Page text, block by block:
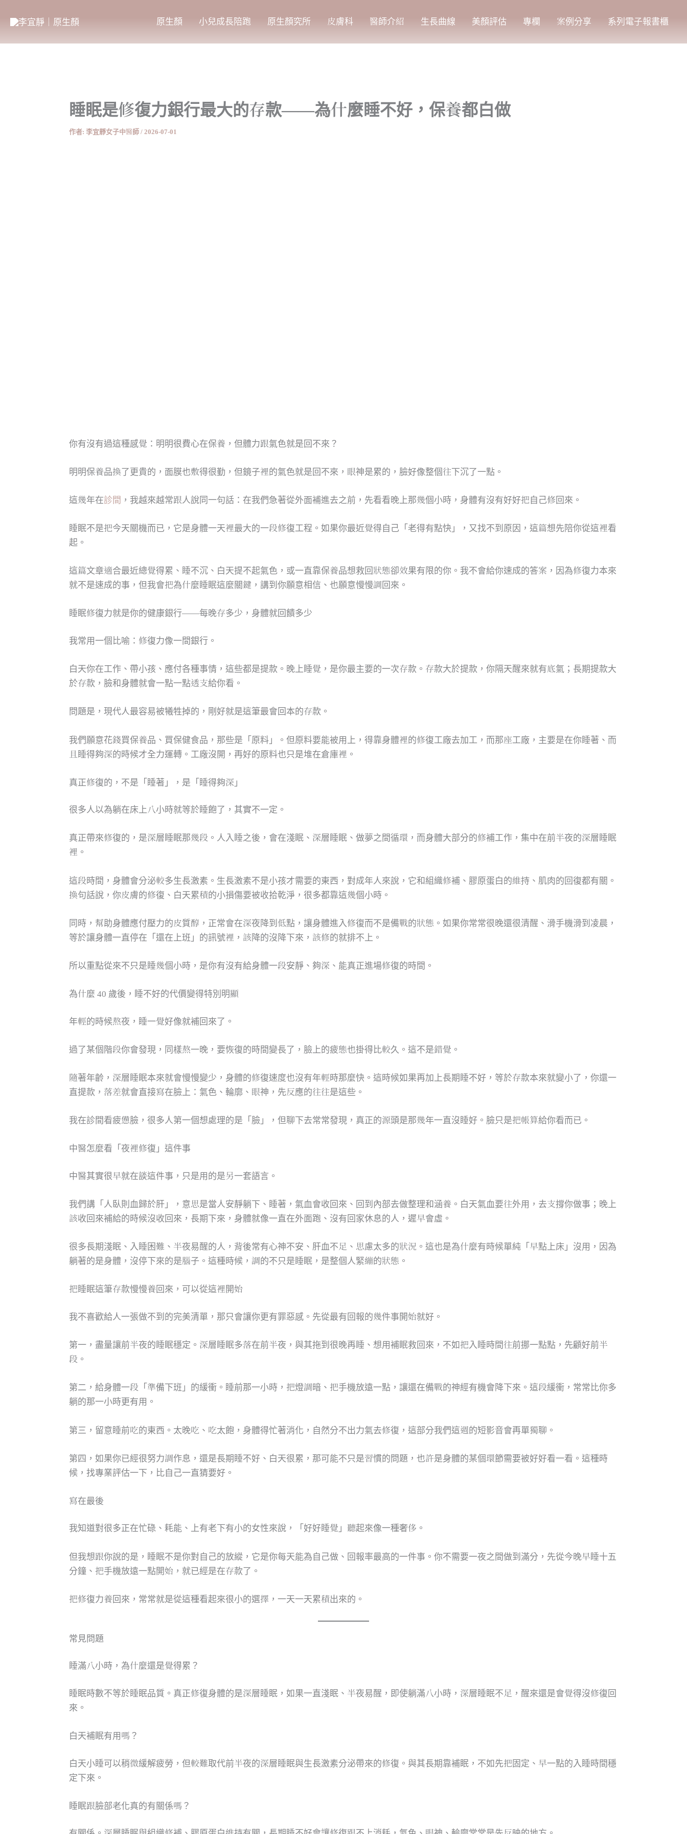
原生顏 小兒成長陪跑 原生顏究所 皮膚科 醫師介紹 生長曲線 美顏評估 專欄 案例分享 系列電子報書櫃
睡眠是修復力銀行最大的存款——為什麼睡不好，保養都白做
作者: 李宜靜女子中醫師 / 2026-07-01
你有沒有過這種感覺：明明很費心在保養，但體力跟氣色就是回不來？
明明保養品換了更貴的，面膜也敷得很勤，但鏡子裡的氣色就是回不來，眼神是累的，臉好像整個往下沉了一點。
這幾年在診間 ，我越來越常跟人說同一句話：在我們急著從外面補進去之前，先看看晚上那幾個小時，身體有沒有好好把自己修回來。
睡眠不是把今天關機而已，它是身體一天裡最大的一段修復工程。如果你最近覺得自己「老得有點快」，又找不到原因，這篇想先陪你從這裡看
起。
這篇文章適合最近總覺得累、睡不沉、白天提不起氣色，或一直靠保養品想救回狀態卻效果有限的你。我不會給你速成的答案，因為修復力本來
就不是速成的事，但我會把為什麼睡眠這麼關鍵，講到你願意相信、也願意慢慢調回來。
睡眠修復力就是你的健康銀行——每晚存多少，身體就回饋多少
我常用一個比喻：修復力像一間銀行。
白天你在工作、帶小孩、應付各種事情，這些都是提款。晚上睡覺，是你最主要的一次存款。存款大於提款，你隔天醒來就有底氣；長期提款大
於存款，臉和身體就會一點一點透支給你看。
問題是，現代人最容易被犧牲掉的，剛好就是這筆最會回本的存款。
我們願意花錢買保養品、買保健食品，那些是「原料」。但原料要能被用上，得靠身體裡的修復工廠去加工，而那座工廠，主要是在你睡著、而
且睡得夠深的時候才全力運轉。工廠沒開，再好的原料也只是堆在倉庫裡。
真正修復的，不是「睡著」，是「睡得夠深」
很多人以為躺在床上八小時就等於睡飽了，其實不一定。
真正帶來修復的，是深層睡眠那幾段。人入睡之後，會在淺眠、深層睡眠、做夢之間循環，而身體大部分的修補工作，集中在前半夜的深層睡眠
裡。
這段時間，身體會分泌較多生長激素。生長激素不是小孩才需要的東西，對成年人來說，它和組織修補、膠原蛋白的維持、肌肉的回復都有關。
換句話說，你皮膚的修復、白天累積的小損傷要被收拾乾淨，很多都靠這幾個小時。
同時，幫助身體應付壓力的皮質醇，正常會在深夜降到低點，讓身體進入修復而不是備戰的狀態。如果你常常很晚還很清醒、滑手機滑到凌晨，
等於讓身體一直停在「還在上班」的訊號裡，該降的沒降下來，該修的就排不上。
所以重點從來不只是睡幾個小時，是你有沒有給身體一段安靜、夠深、能真正進場修復的時間。
為什麼 40 歲後，睡不好的代價變得特別明顯
年輕的時候熬夜，睡一覺好像就補回來了。
過了某個階段你會發現，同樣熬一晚，要恢復的時間變長了，臉上的疲態也掛得比較久。這不是錯覺。
隨著年齡，深層睡眠本來就會慢慢變少，身體的修復速度也沒有年輕時那麼快。這時候如果再加上長期睡不好，等於存款本來就變小了，你還一
直提款，落差就會直接寫在臉上：氣色、輪廓、眼神，先反應的往往是這些。
我在診間看疲憊臉，很多人第一個想處理的是「臉」，但聊下去常常發現，真正的源頭是那幾年一直沒睡好。臉只是把帳算給你看而已。
中醫怎麼看「夜裡修復」這件事
中醫其實很早就在談這件事，只是用的是另一套語言。
我們講「人臥則血歸於肝」，意思是當人安靜躺下、睡著，氣血會收回來、回到內部去做整理和涵養。白天氣血要往外用，去支撐你做事；晚上
該收回來補給的時候沒收回來，長期下來，身體就像一直在外面跑、沒有回家休息的人，遲早會虛。
很多長期淺眠、入睡困難、半夜易醒的人，背後常有心神不安、肝血不足、思慮太多的狀況。這也是為什麼有時候單純「早點上床」沒用，因為
躺著的是身體，沒停下來的是腦子。這種時候，調的不只是睡眠，是整個人緊繃的狀態。
把睡眠這筆存款慢慢養回來，可以從這裡開始
我不喜歡給人一張做不到的完美清單，那只會讓你更有罪惡感。先從最有回報的幾件事開始就好。
第一，盡量讓前半夜的睡眠穩定。深層睡眠多落在前半夜，與其拖到很晚再睡、想用補眠救回來，不如把入睡時間往前挪一點點，先顧好前半
段。
第二，給身體一段「準備下班」的緩衝。睡前那一小時，把燈調暗、把手機放遠一點，讓還在備戰的神經有機會降下來。這段緩衝，常常比你多
躺的那一小時更有用。
第三，留意睡前吃的東西。太晚吃、吃太飽，身體得忙著消化，自然分不出力氣去修復，這部分我們這週的短影音會再單獨聊。
第四，如果你已經很努力調作息，還是長期睡不好、白天很累，那可能不只是習慣的問題，也許是身體的某個環節需要被好好看一看。這種時
候，找專業評估一下，比自己一直猜要好。
寫在最後
我知道對很多正在忙碌、耗能、上有老下有小的女性來說，「好好睡覺」聽起來像一種奢侈。
但我想跟你說的是，睡眠不是你對自己的放縱，它是你每天能為自己做、回報率最高的一件事。你不需要一夜之間做到滿分，先從今晚早睡十五
分鐘、把手機放遠一點開始，就已經是在存款了。
把修復力養回來，常常就是從這種看起來很小的選擇，一天一天累積出來的。
常見問題
睡滿八小時，為什麼還是覺得累？
睡眠時數不等於睡眠品質。真正修復身體的是深層睡眠，如果一直淺眠、半夜易醒，即使躺滿八小時，深層睡眠不足，醒來還是會覺得沒修復回
來。
白天補眠有用嗎？
白天小睡可以稍微緩解疲勞，但較難取代前半夜的深層睡眠與生長激素分泌帶來的修復。與其長期靠補眠，不如先把固定、早一點的入睡時間穩
定下來。
睡眠跟臉部老化真的有關係嗎？